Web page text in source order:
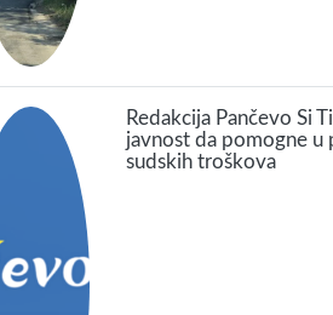
Redakcija Pančevo Si
javnost da pomogne u
sudskih troškova